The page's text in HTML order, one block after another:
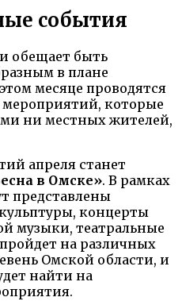
события
обещает быть
в плане
месяце проводятся
которые
ни местных жителей,
апреля станет
в Омске». В рамках
представлены
концерты
музыки, театральные
на различных
Омской области, и
найти на